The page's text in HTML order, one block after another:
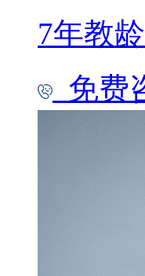
7年教龄
免费